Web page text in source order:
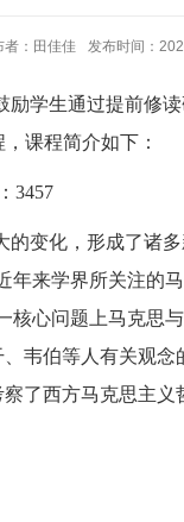
者：田佳佳 发布时间：
学生通过提前修
，课程简介如下：
3457
变化，形成了诸
来学界所关注
心问题上马克
韦伯等人有关观
了西方马克思主